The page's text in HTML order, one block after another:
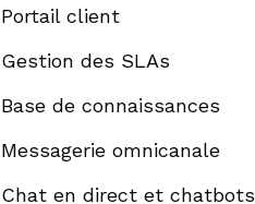
Portail client
Gestion des SLAs
Base de connaissances
Messagerie omnicanale
Chat en direct et chatbots